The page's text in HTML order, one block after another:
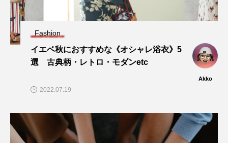
Fashion
イエベ秋におすすめな《オシャレ浴衣》5
選 古典柄・レトロ・モダンetc
Akko
2022.07.19